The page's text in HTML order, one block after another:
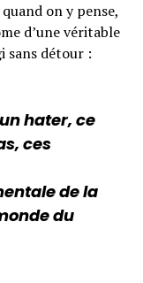
on y pense,
d’une véritable
sans détour :
hater, ce
ces
de la
du